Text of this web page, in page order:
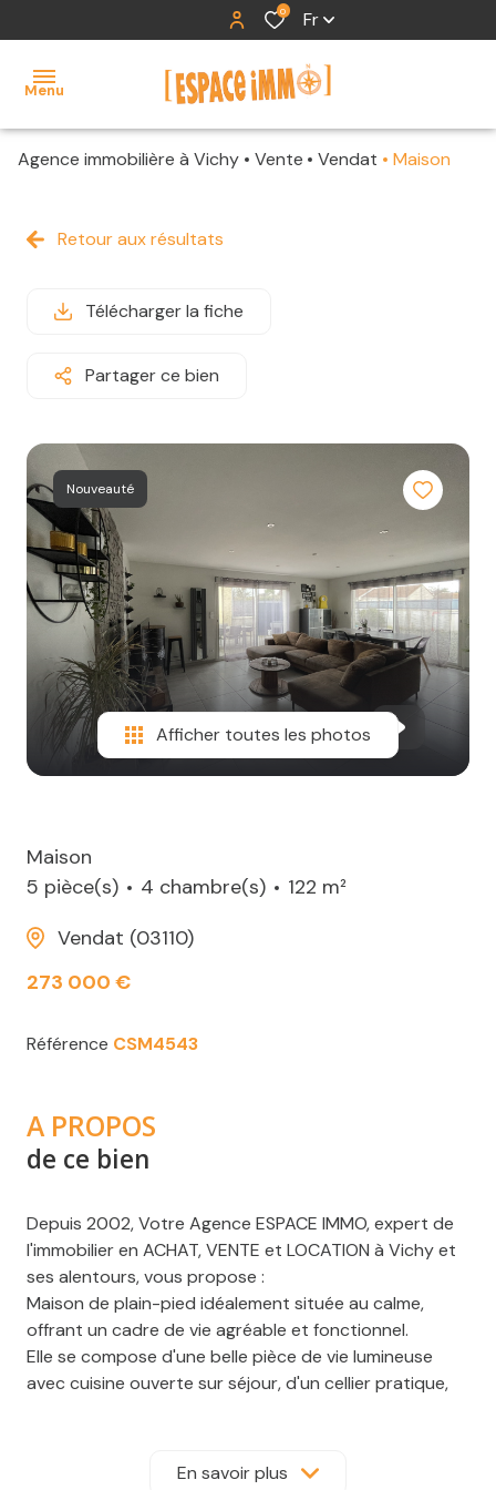
0 Fr
Menu
ventes
contact
Agence immobilière à Vichy Vente Vendat Maison
Retour aux résultats
Télécharger la fiche
Partager ce bien
Nouveauté
Afficher toutes les photos
Maison
5 pièce(s)
4 chambre(s)
122 m²
Vendat (03110)
273 000 €
Référence CSM4543
A PROPOS
de ce bien
Depuis 2002, Votre Agence ESPACE IMMO, expert de
l'immobilier en ACHAT, VENTE et LOCATION à Vichy et
ses alentours, vous propose :
Maison de plain-pied idéalement située au calme,
offrant un cadre de vie agréable et fonctionnel.
Elle se compose d'une belle pièce de vie lumineuse
avec cuisine ouverte sur séjour, d'un cellier pratique,
wc indépendant et d'une salle de bains équipée d'une
En savoir plus